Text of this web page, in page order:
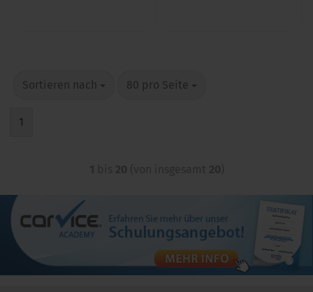
Sortieren nach 80 pro Seite
1